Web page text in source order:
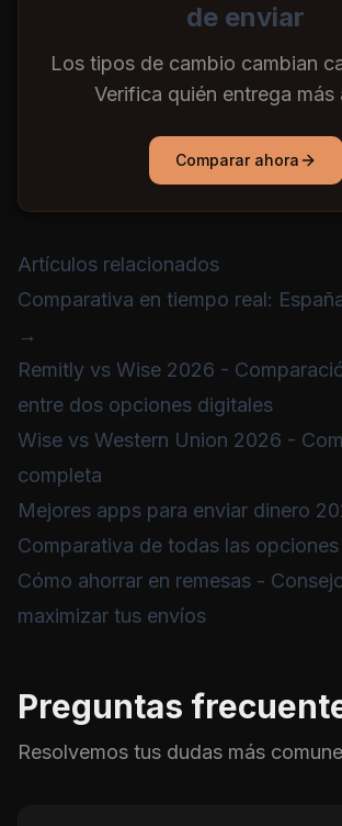
de enviar
Los tipos de cambio cambian
Verifica quién entrega más
Comparar ahora
Artículos relacionados
Comparativa en tiempo real:
→
Remitly vs Wise 2026 -
entre dos opciones digitales
Wise vs Western Union 2026 -
completa
Mejores apps para enviar dinero
Comparativa de todas las opciones
Cómo ahorrar en remesas -
maximizar tus envíos
Preguntas
Resolvemos tus dudas más